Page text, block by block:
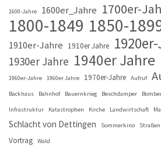
1600-Jahre 1600er_Jahre 1700er-
1800-1849 1850-
1910er-Jahre 1910er Jahre
1930er Jahre 1940er Jahre
1960er-Jahre 1960er Jahre 1970er-Jahre Aufruf
Backhaus Bahnhof Bauernkrieg Beschdamper
Infrastruktur Katastrophen Kirche Landwirtschaft
Schlacht von Dettingen Sommerkino Straßen
Vortrag Wald